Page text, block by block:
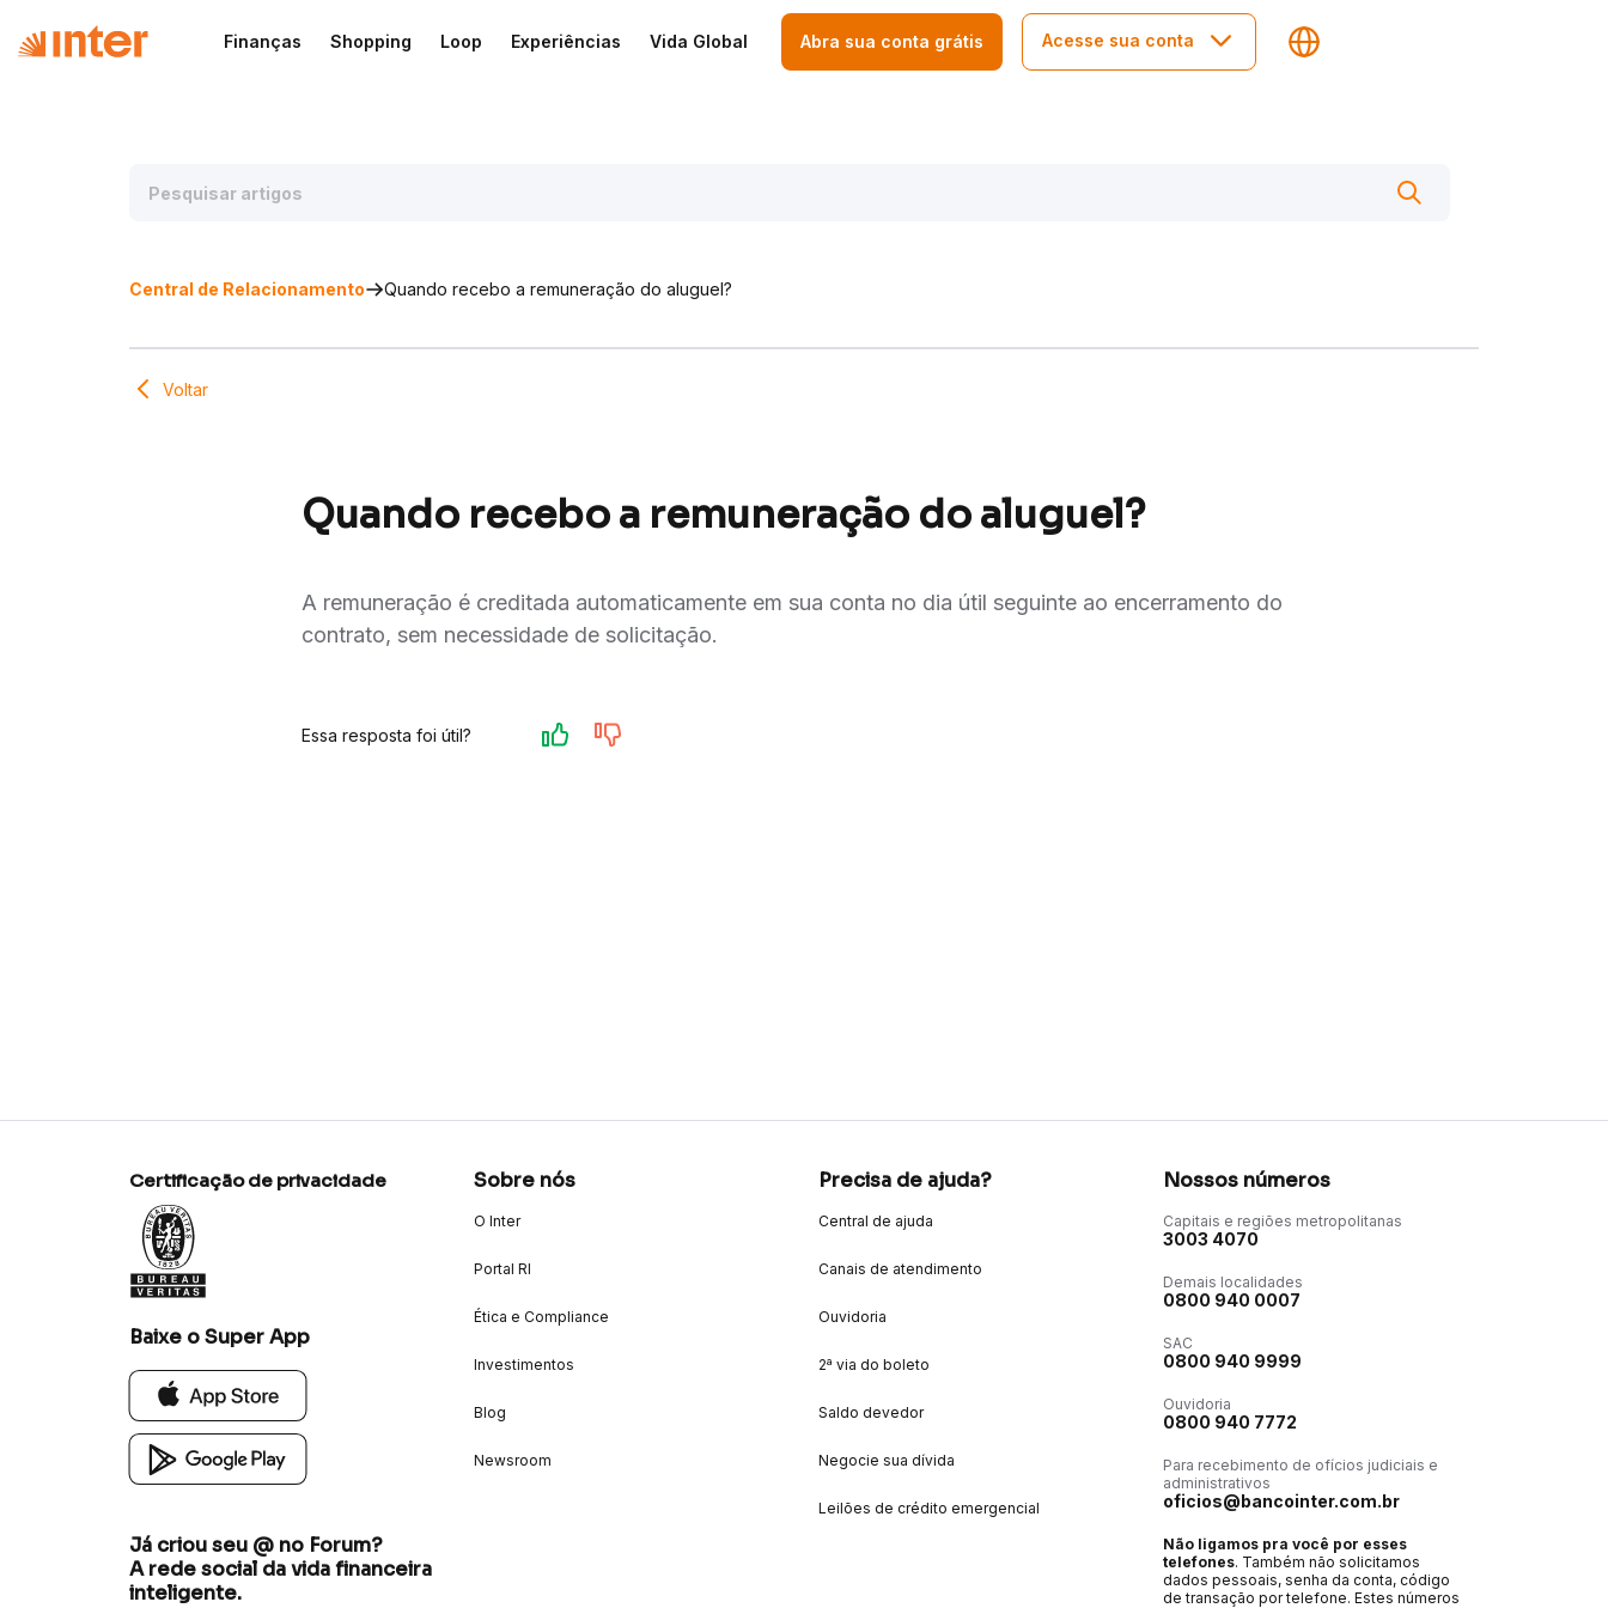
Finanças Shopping Loop Experiências Vida Global Abra sua conta grátis Acesse sua conta
Central de Relacionamento Quando recebo a remuneração do aluguel?
Voltar
Quando recebo a remuneração do aluguel?
A remuneração é creditada automaticamente em sua conta no dia útil seguinte ao encerramento do
contrato, sem necessidade de solicitação.
Essa resposta foi útil?
Certificação de privacidade
Baixe o Super App
Já criou seu @ no Forum?
A rede social da vida financeira
inteligente.
Sobre nós
O Inter
Portal RI
Ética e Compliance
Investimentos
Blog
Newsroom
Precisa de ajuda?
Central de ajuda
Canais de atendimento
Ouvidoria
2ª via do boleto
Saldo devedor
Negocie sua dívida
Leilões de crédito emergencial
Nossos números
Capitais e regiões metropolitanas
3003 4070
Demais localidades
0800 940 0007
SAC
0800 940 9999
Ouvidoria
0800 940 7772
Para recebimento de ofícios judiciais e
administrativos
oficios@bancointer.com.br
Não ligamos pra você por esses
telefones. Também não solicitamos
dados pessoais, senha da conta, código
de transação por telefone. Estes números